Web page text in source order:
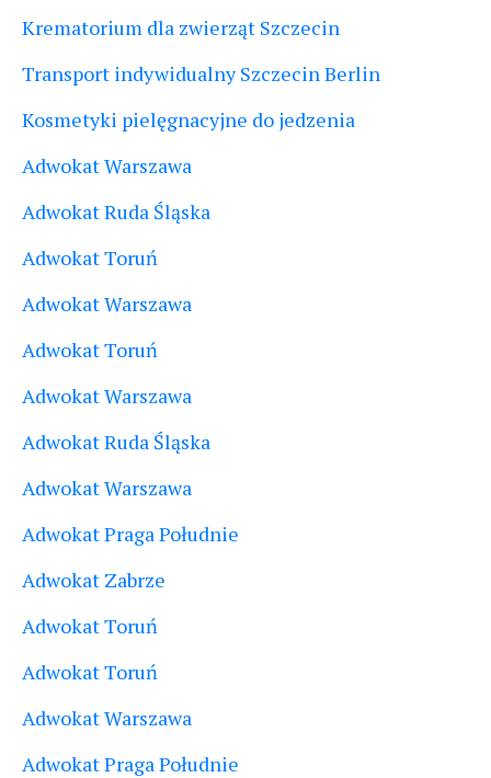
Krematorium dla zwierząt Szczecin
Transport indywidualny Szczecin Berlin
Kosmetyki pielęgnacyjne do jedzenia
Adwokat Warszawa
Adwokat Ruda Śląska
Adwokat Toruń
Adwokat Warszawa
Adwokat Toruń
Adwokat Warszawa
Adwokat Ruda Śląska
Adwokat Warszawa
Adwokat Praga Południe
Adwokat Zabrze
Adwokat Toruń
Adwokat Toruń
Adwokat Warszawa
Adwokat Praga Południe